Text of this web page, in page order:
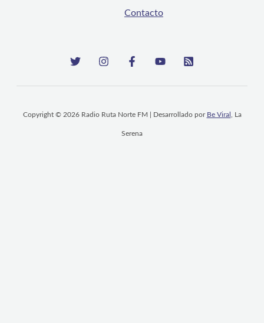
Contacto
Copyright © 2026 Radio Ruta Norte FM | Desarrollado por Be Viral , La
Serena